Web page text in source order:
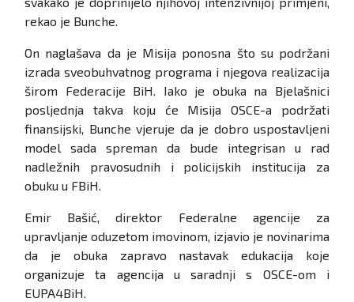
rekao je Bunche.
On naglašava da je Misija ponosna što su podržani
izrada sveobuhvatnog programa i njegova realizacija
širom Federacije BiH. Iako je obuka na Bjelašnici
posljednja takva koju će Misija OSCE-a podržati
finansijski, Bunche vjeruje da je dobro uspostavljeni
model sada spreman da bude integrisan u rad
nadležnih pravosudnih i policijskih institucija za
obuku u FBiH.
Emir Bašić, direktor Federalne agencije za
upravljanje oduzetom imovinom, izjavio je novinarima
da je obuka zapravo nastavak edukacija koje
organizuje ta agencija u saradnji s OSCE-om i
EUPA4BiH.